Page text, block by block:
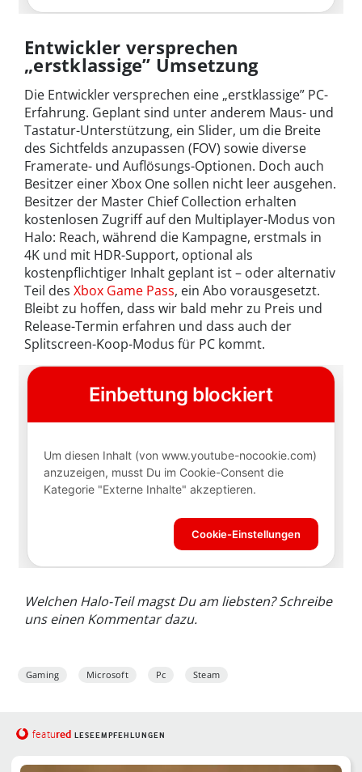
Entwickler versprechen
„erstklassige” Umsetzung
Die Entwickler versprechen eine „erstklassige” PC-
Erfahrung. Geplant sind unter anderem Maus- und
Tastatur-Unterstützung, ein Slider, um die Breite
des Sichtfelds anzupassen (FOV) sowie diverse
Framerate- und Auflösungs-Optionen. Doch auch
Besitzer einer Xbox One sollen nicht leer ausgehen.
Besitzer der Master Chief Collection erhalten
kostenlosen Zugriff auf den Multiplayer-Modus von
Halo: Reach, während die Kampagne, erstmals in
4K und mit HDR-Support, optional als
kostenpflichtiger Inhalt geplant ist – oder alternativ
Teil des Xbox Game Pass, ein Abo vorausgesetzt.
Bleibt zu hoffen, dass wir bald mehr zu Preis und
Release-Termin erfahren und dass auch der
Splitscreen-Koop-Modus für PC kommt.
Welchen Halo-Teil magst Du am liebsten? Schreibe
uns einen Kommentar dazu.
Gaming Microsoft Pc Steam
featured LESEEMPFEHLUNGEN